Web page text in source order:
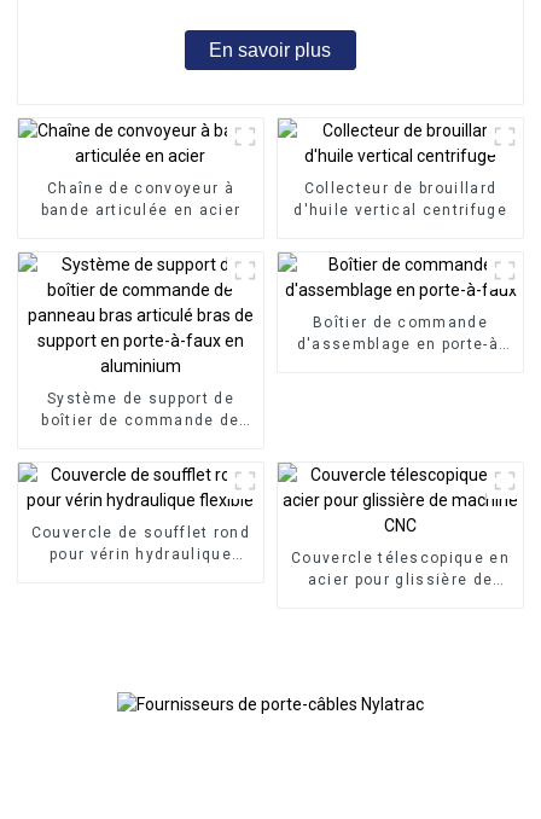
En savoir plus
Chaîne de convoyeur à
bande articulée en acier
Collecteur de brouillard
d'huile vertical centrifuge
Système de support de
boîtier de commande de
de support en porte-à-faux
en aluminium
Boîtier de commande
d'assemblage en porte-à-
Couvercle de soufflet rond
pour vérin hydraulique
Couvercle télescopique en
acier pour glissière de